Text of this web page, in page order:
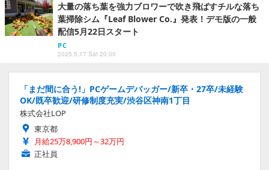
大量の落ち葉を強力ブロワーで吹き飛ばすチルな落ち
葉掃除シム『Leaf Blower Co.』発表！デモ版の一般
配信5月22日スタート
PC
2025.5.17 Sat 20:00
「まだ間に合う!」PCゲームデバッガー/新卒・27卒/未経験
OK/既卒歓迎/研修制度充実/渋谷区神南1丁目
株式会社LOP
東京都
月給25万8,900円～32万円
正社員